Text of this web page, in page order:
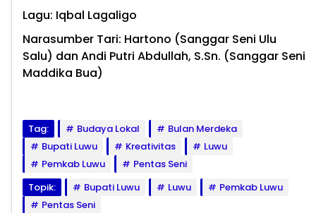
Lagu: Iqbal Lagaligo
Narasumber Tari: Hartono (Sanggar Seni Ulu
Salu) dan Andi Putri Abdullah, S.Sn. (Sanggar Seni
Maddika Bua)
Tag: Budaya Lokal
Bulan Merdeka
Bupati Luwu
Kreativitas
Luwu
Pemkab Luwu
Pentas Seni
Topik:
Bupati Luwu Luwu
Pemkab Luwu
Pentas Seni